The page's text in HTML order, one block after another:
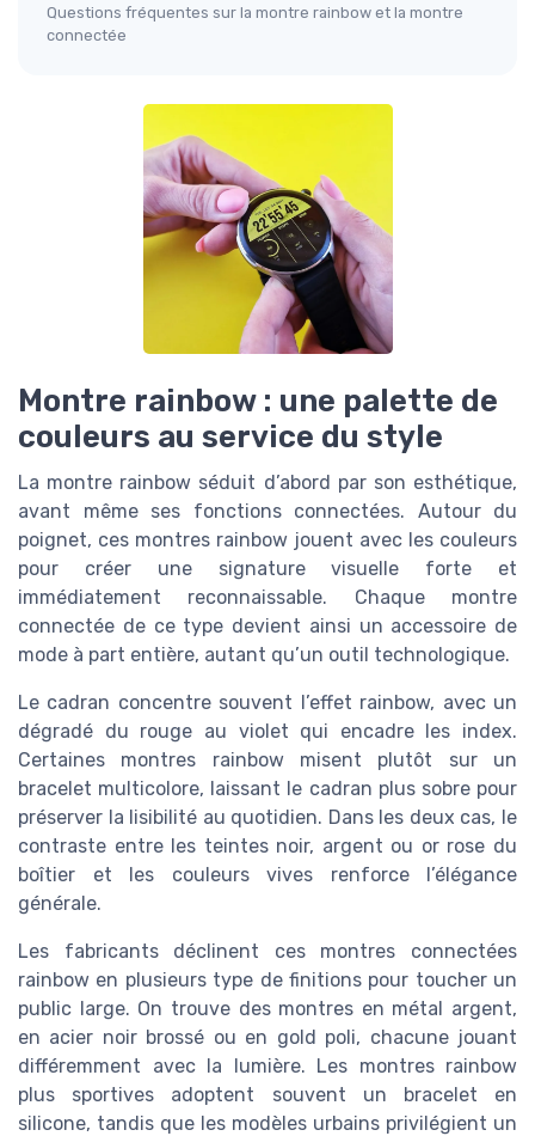
Questions fréquentes sur la montre rainbow et la montre
connectée
Montre rainbow : une palette de
couleurs au service du style
La montre rainbow séduit d’abord par son esthétique,
avant même ses fonctions connectées. Autour du
poignet, ces montres rainbow jouent avec les couleurs
pour créer une signature visuelle forte et
immédiatement reconnaissable. Chaque montre
connectée de ce type devient ainsi un accessoire de
mode à part entière, autant qu’un outil technologique.
Le cadran concentre souvent l’effet rainbow, avec un
dégradé du rouge au violet qui encadre les index.
Certaines montres rainbow misent plutôt sur un
bracelet multicolore, laissant le cadran plus sobre pour
préserver la lisibilité au quotidien. Dans les deux cas, le
contraste entre les teintes noir, argent ou or rose du
boîtier et les couleurs vives renforce l’élégance
générale.
Les fabricants déclinent ces montres connectées
rainbow en plusieurs type de finitions pour toucher un
public large. On trouve des montres en métal argent,
en acier noir brossé ou en gold poli, chacune jouant
différemment avec la lumière. Les montres rainbow
plus sportives adoptent souvent un bracelet en
silicone, tandis que les modèles urbains privilégient un